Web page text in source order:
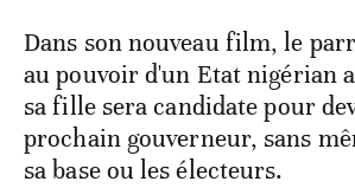
Dans son nouveau film, le
au pouvoir d'un Etat nigérian
sa fille sera candidate pour
prochain gouverneur, sans
sa base ou les électeurs.